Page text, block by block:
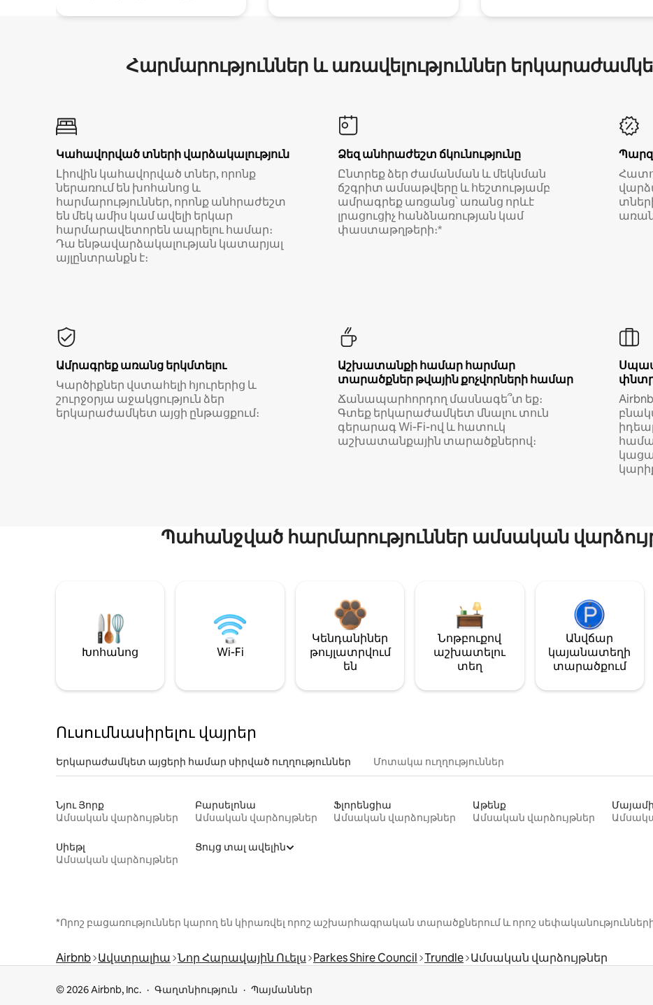
Հարմարություններ և առավելություններ
Կահավորված տների վարձակալություն
Լիովին կահավորված տներ, որոնք
ներառում են խոհանոց և
հարմարություններ, որոնք անհրաժեշտ
են մեկ ամիս կամ ավելի երկար
հարմարավետորեն ապրելու համար։
Դա ենթավարձակալության կատարյալ
այլընտրանքն է։
Ձեզ անհրաժեշտ ճկունությունը
Ընտրեք ձեր ժամանման և մեկնման
ճշգրիտ ամսաթվերը և հեշտությամբ
ամրագրեք առցանց՝ առանց որևէ
լրացուցիչ հանձնառության կամ
փաստաթղթերի։*
Ամրագրեք առանց երկմտելու
Կարծիքներ վստահելի հյուրերից և
շուրջօրյա աջակցություն ձեր
երկարաժամկետ այցի ընթացքում։
Աշխատանքի համար հարմար
տարածքներ թվային քոչվորների համար
Ճանապարհորդող մասնագե՞տ եք։
Գտեք երկարաժամկետ մնալու տուն
գերարագ Wi-Fi-ով և հատուկ
աշխատանքային տարածքներով։
Պահանջված հարմարություններ ամսական
Խոհանոց Wi-Fi
Կենդանիներ
թույլատրվում
են
Նոթբուքով
աշխատելու
տեղ
Անվճար
կայանատեղի
տարածքում
Ուսումնասիրելու վայրեր
Երկարաժամկետ այցերի համար սիրված ուղղություններ Մոտակա ուղղություններ
Նյու Յորք
Ամսական վարձույթներ
Բարսելոնա
Ամսական վարձույթներ
Ֆլորենցիա
Ամսական վարձույթներ
Աթենք
Ամսական վարձույթներ
Մայամի
Սիեթլ
Ամսական վարձույթներ
Ցույց տալ ավելին
*Որոշ բացառություններ կարող են կիրառվել որոշ աշխարհագրական տարածքներում և որոշ
Airbnb Ավստրալիա Նոր Հարավային Ուելս Parkes Shire Council Trundle Ամսական վարձույթներ
© 2026 Airbnb, Inc. Գաղտնիություն Պայմաններ